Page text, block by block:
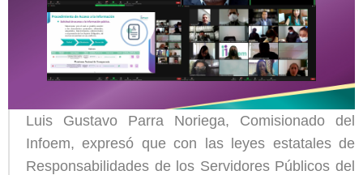
Luis Gustavo Parra Noriega, Comisionado del
Infoem, expresó que con las leyes estatales de
Responsabilidades de los Servidores Públicos del